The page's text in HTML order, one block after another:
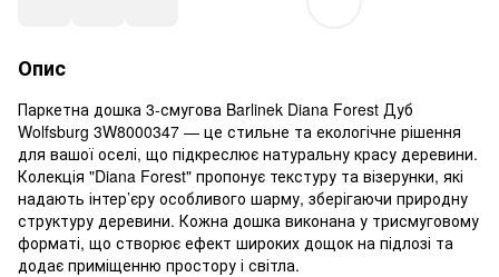
Опис
Паркетна дошка 3-смугова Barlinek Diana Forest Дуб
Wolfsburg 3W8000347 — це стильне та екологічне рішення
для вашої оселі, що підкреслює натуральну красу деревини.
Колекція "Diana Forest" пропонує текстуру та візерунки, які
надають інтер’єру особливого шарму, зберігаючи природну
структуру деревини. Кожна дошка виконана у трисмуговому
форматі, що створює ефект широких дощок на підлозі та
додає приміщенню простору і світла.